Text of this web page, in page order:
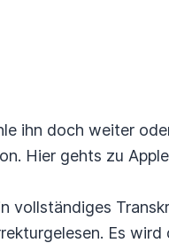
ihn doch weiter
Hier gehts zu
vollständiges
Es wird